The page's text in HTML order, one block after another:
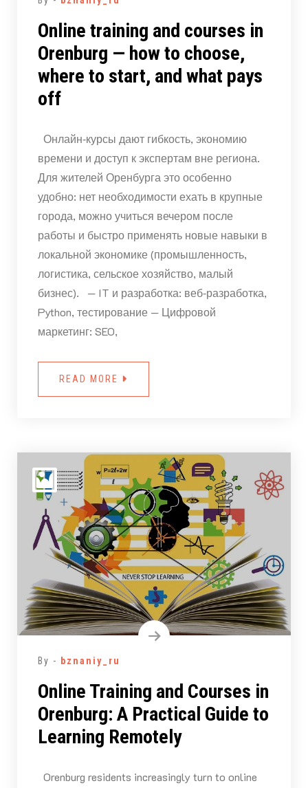
Online training and courses in
Orenburg — how to choose,
where to start, and what pays
off
Онлайн‑курсы дают гибкость, экономию
времени и доступ к экспертам вне региона.
Для жителей Оренбурга это особенно
удобно: нет необходимости ехать в крупные
города, можно учиться вечером после
работы и быстро применять новые навыки в
локальной экономике (промышленность,
логистика, сельское хозяйство, малый
бизнес). — IT и разработка: веб‑разработка,
Python, тестирование — Цифровой
маркетинг: SEO,
READ MORE
By - bznaniy_ru
Online Training and Courses in
Orenburg: A Practical Guide to
Learning Remotely
Orenburg residents increasingly turn to online